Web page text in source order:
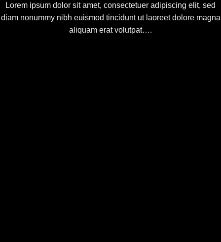
Lorem ipsum dolor sit amet, consectetuer adipiscing elit, sed
diam nonummy nibh euismod tincidunt ut laoreet dolore magna
aliquam erat volutpat….